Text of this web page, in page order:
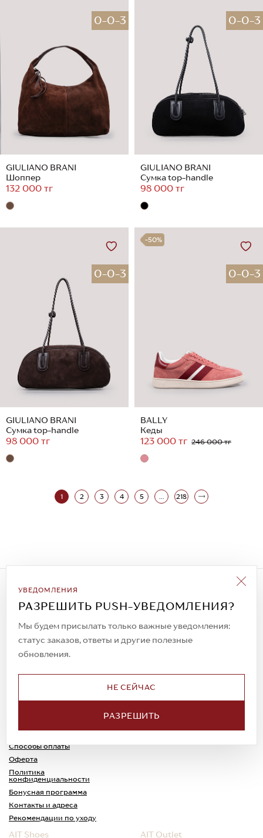
0-0-3
GIULIANO BRANI
Шоппер
132 000 тг
0-0-3
GIULIANO BRANI
Сумка top-handle
98 000 тг
0-0-3
GIULIANO BRANI
Сумка top-handle
98 000 тг
-50%
0-0-3
BALLY
Кеды
123 000 тг 246 000 тг
1 2 3 4 5 ... 218
УВЕДОМЛЕНИЯ
РАЗРЕШИТЬ PUSH-УВЕДОМЛЕНИЯ?
Мы будем присылать только важные уведомления:
статус заказов, ответы и другие полезные
обновления.
НЕ СЕЙЧАС
РАЗРЕШИТЬ
Подписаться на рассылку
Всегда будьте в курсе новых акций и
спецпредложений!
© 2023. AIT Shoes
Все права защищены
Доставка
Способы оплаты
Оферта
Политика
конфиденциальности
Обмен и возврат
Каспи-Ред
Бонусная программа
Контакты и адреса
Рекомендации по уходу
AIT Shoes AIT Outlet